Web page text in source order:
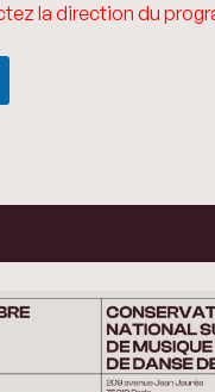
la direction du